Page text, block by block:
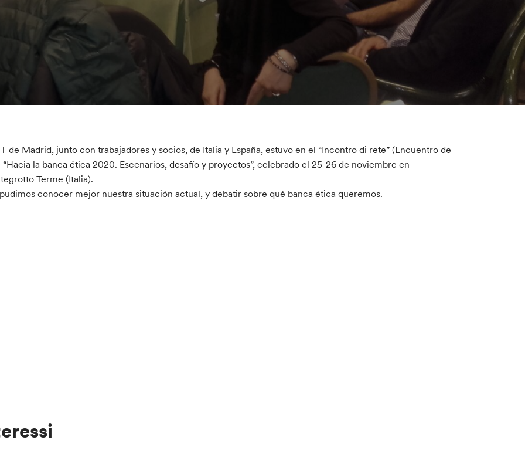
de Madrid, junto con trabajadores y socios, de Italia y España, estuvo en el “Incontro di rete” (Encuentro de
“Hacia la banca ética 2020. Escenarios, desafío y proyectos”, celebrado el 25-26 de noviembre en
Terme (Italia).
conocer mejor nuestra situación actual, y debatir sobre qué banca ética queremos.